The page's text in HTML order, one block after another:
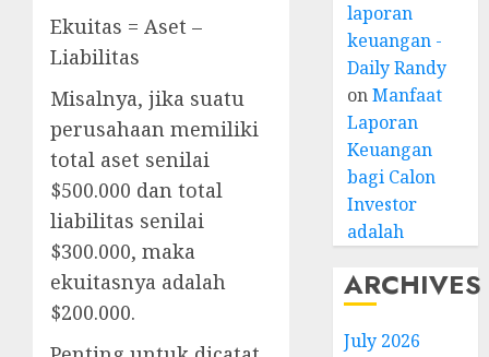
Ekuitas = Aset –
Liabilitas
Misalnya, jika suatu
perusahaan memiliki
total aset senilai
$500.000 dan total
liabilitas senilai
$300.000, maka
ekuitasnya adalah
$200.000.
laporan
keuangan -
Daily Randy
onManfaat
Laporan
Keuangan
bagi Calon
Investor
adalah
ARCHIVES
July 2026